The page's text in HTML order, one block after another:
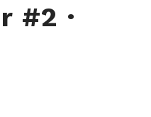
#2⁠ ·